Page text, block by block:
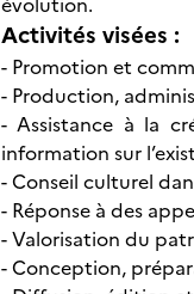
Activités visées :
- Promotion et
- Production,
- Assistance à la
information sur
- Conseil culturel
- Réponse à des
- Valorisation du
- Conception,